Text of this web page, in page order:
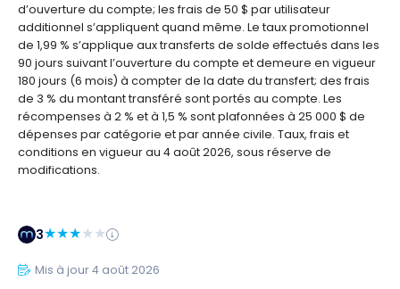
d’ouverture du compte; les frais de 50 $ par utilisateur
additionnel s’appliquent quand même. Le taux promotionnel
de 1,99 % s’applique aux transferts de solde effectués dans les
90 jours suivant l’ouverture du compte et demeure en vigueur
180 jours (6 mois) à compter de la date du transfert; des frais
de 3 % du montant transféré sont portés au compte. Les
récompenses à 2 % et à 1,5 % sont plafonnées à 25 000 $ de
dépenses par catégorie et par année civile. Taux, frais et
conditions en vigueur au 4 août 2026, sous réserve de
modifications.
3
Mis à jour 4 août 2026